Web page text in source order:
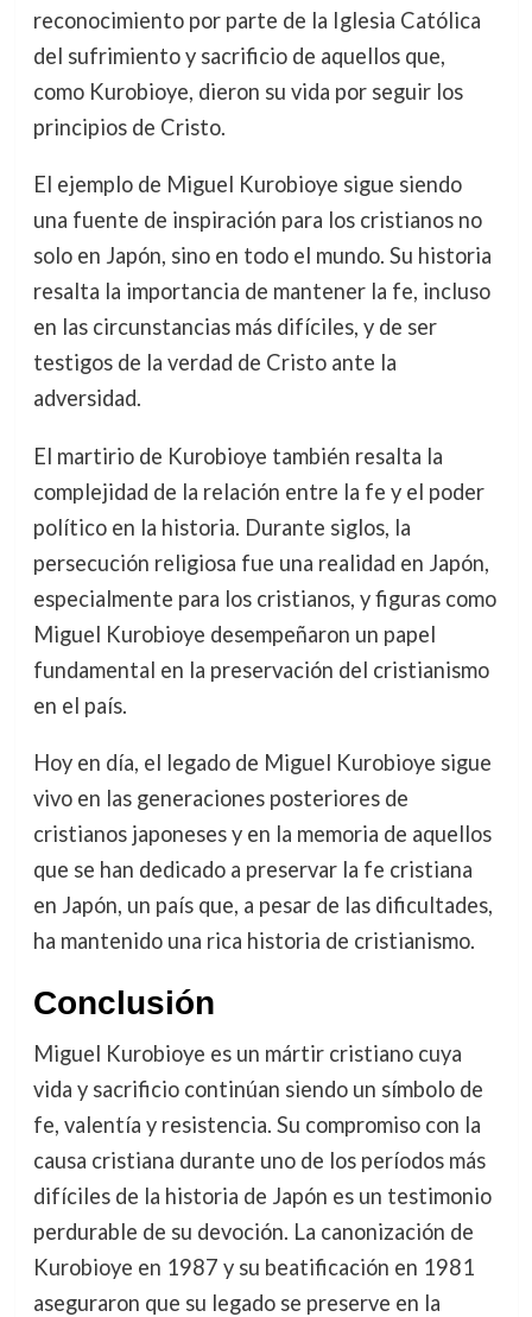
reconocimiento por parte de la Iglesia Católica
del sufrimiento y sacrificio de aquellos que,
como Kurobioye, dieron su vida por seguir los
principios de Cristo.
El ejemplo de Miguel Kurobioye sigue siendo
una fuente de inspiración para los cristianos no
solo en Japón, sino en todo el mundo. Su historia
resalta la importancia de mantener la fe, incluso
en las circunstancias más difíciles, y de ser
testigos de la verdad de Cristo ante la
adversidad.
El martirio de Kurobioye también resalta la
complejidad de la relación entre la fe y el poder
político en la historia. Durante siglos, la
persecución religiosa fue una realidad en Japón,
especialmente para los cristianos, y figuras como
Miguel Kurobioye desempeñaron un papel
fundamental en la preservación del cristianismo
en el país.
Hoy en día, el legado de Miguel Kurobioye sigue
vivo en las generaciones posteriores de
cristianos japoneses y en la memoria de aquellos
que se han dedicado a preservar la fe cristiana
en Japón, un país que, a pesar de las dificultades,
ha mantenido una rica historia de cristianismo.
Conclusión
Miguel Kurobioye es un mártir cristiano cuya
vida y sacrificio continúan siendo un símbolo de
fe, valentía y resistencia. Su compromiso con la
causa cristiana durante uno de los períodos más
difíciles de la historia de Japón es un testimonio
perdurable de su devoción. La canonización de
Kurobioye en 1987 y su beatificación en 1981
aseguraron que su legado se preserve en la